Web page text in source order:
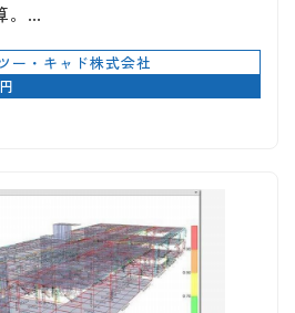
。…
ー・キャド株式会社